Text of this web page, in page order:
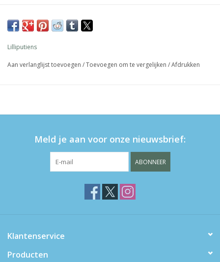
Lilliputiens
Aan verlanglijst toevoegen /Toevoegen om te vergelijken /Afdrukken
Meld je aan voor onze nieuwsbrief:
ABONNEER
Klantenservice
Producten